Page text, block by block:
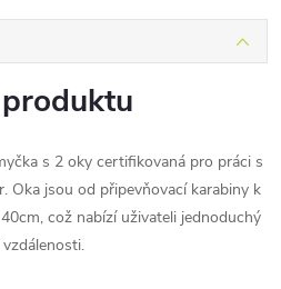
s 2 oky certifikovaná pro práci s
Oka jsou od připevňovací karabiny k
což nabízí uživateli jednoduchý